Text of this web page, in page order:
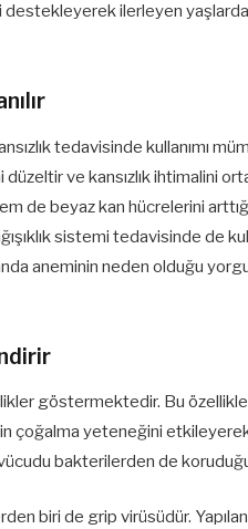
ilerleyen yaşlarda
tedavisinde kullanımı
ve kansızlık ihtimalini
de beyaz kan hücrelerini
sistemi tedavisinde de
aneminin neden olduğu
göstermektedir. Bu
çoğalma yeteneğini etkileyerek
bakterilerden de
biri de grip virüsüdür.